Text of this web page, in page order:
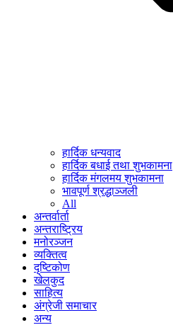
हार्दिक धन्यवाद
हार्दिक बधाई तथा शुभकामना
हार्दिक मंगलमय शुभकामना
भावपूर्ण श्रद्धाञ्जली
All
अन्तर्वार्ता
अन्तराष्ट्रिय
मनोरञ्जन
व्यक्तित्व
दृष्टिकोण
खेलकुद
साहित्य
अंग्रेजी समाचार
अन्य